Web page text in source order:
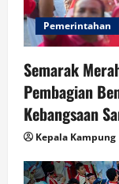
Pemerintahan
Semarak
Pembagian
Kebangsaan
Kepala Kampung